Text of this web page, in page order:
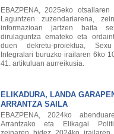
EBAZPENA, 2025eko
Laguntzen zuzendariarena,
informazioan jartzen baita
dirulaguntza emateko eta
duen dekretu-proiektua,
Integralari buruzko irailaren 6ko
41. artikuluan aurreikusia.
ELIKADURA, LANDA
ARRANTZA SAILA
EBAZPENA, 2024ko
Arrantzako eta Elikagai